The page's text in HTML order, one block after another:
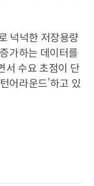
넉넉한 저장용량
가하는 데이터를
서 수요 초점이 단
어라운드’하고 있